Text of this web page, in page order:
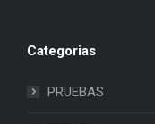
Categorias
PRUEBAS